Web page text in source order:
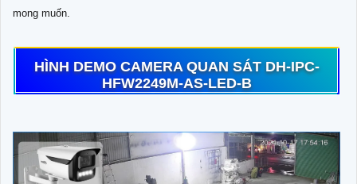
mong muốn.
HÌNH DEMO CAMERA QUAN SÁT DH-IPC-
HFW2249M-AS-LED-B